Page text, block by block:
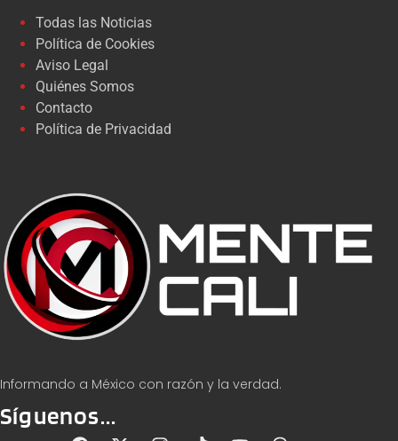
Informando a México con razón y la verdad.
Síguenos...
Todas las Noticias
Política de Cookies
Aviso Legal
Quiénes Somos
Contacto
Política de Privacidad